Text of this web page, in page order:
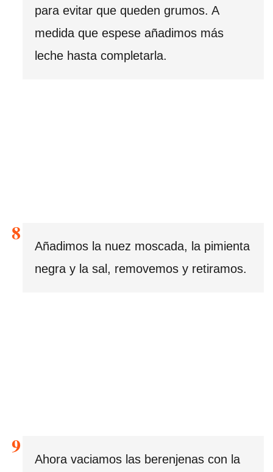
para evitar que queden grumos. A
medida que espese añadimos más
leche hasta completarla.
Añadimos la nuez moscada, la pimienta
negra y la sal, removemos y retiramos.
Ahora vaciamos las berenjenas con la